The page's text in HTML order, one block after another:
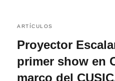
ARTÍCULOS
Proyector
primer show en
marco del